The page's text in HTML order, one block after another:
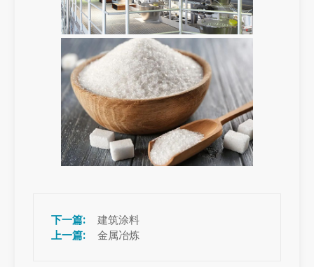
建筑涂料
金属冶炼